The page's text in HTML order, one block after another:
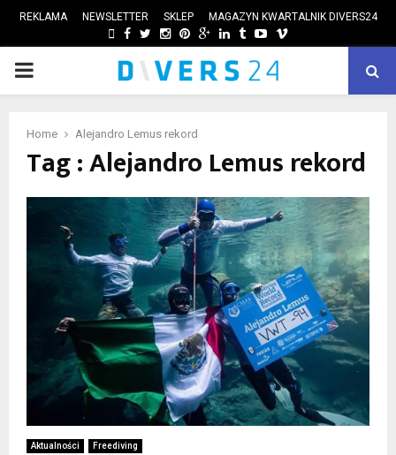
REKLAMA NEWSLETTER SKLEP MAGAZYN KWARTALNIK DIVERS24
FACEBOOK
TWITTER
INSTAGRAM
PINTEREST
GOOGLE
LINKEDIN
TUMBLRYOUTUBE
VIMEO
PRIMARY
Home Alejandro Lemus rekord
Tag : Alejandro Lemus rekord
Aktualności Freediving